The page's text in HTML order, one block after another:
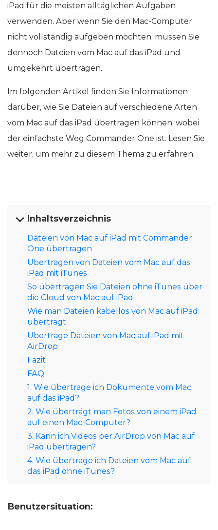
iPad für die meisten alltäglichen Aufgaben
verwenden. Aber wenn Sie den Mac-Computer
nicht vollständig aufgeben möchten, müssen Sie
dennoch Dateien vom Mac auf das iPad und
umgekehrt übertragen.
Im folgenden Artikel finden Sie Informationen
darüber, wie Sie Dateien auf verschiedene Arten
vom Mac auf das iPad übertragen können, wobei
der einfachste Weg Commander One ist. Lesen Sie
weiter, um mehr zu diesem Thema zu erfahren.
Inhaltsverzeichnis
Dateien von Mac auf iPad mit Commander
One übertragen
Übertragen von Dateien vom Mac auf das
iPad mit iTunes
So übertragen Sie Dateien ohne iTunes über
die Cloud von Mac auf iPad
Wie man Dateien kabellos von Mac auf iPad
überträgt
Übertrage Dateien von Mac auf iPad mit
AirDrop
Fazit
FAQ
1. Wie übertrage ich Dokumente vom Mac
auf das iPad?
2. Wie überträgt man Fotos von einem iPad
auf einen Mac-Computer?
3. Kann ich Videos per AirDrop von Mac auf
iPad übertragen?
4. Wie übertrage ich Dateien vom Mac auf
das iPad ohne iTunes?
Benutzersituation: